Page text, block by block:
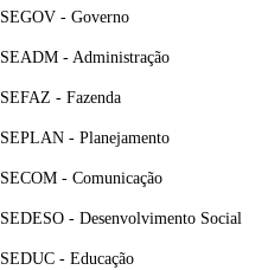
SEGOV - Governo
SEADM - Administração
SEFAZ - Fazenda
SEPLAN - Planejamento
SECOM - Comunicação
SEDESO - Desenvolvimento Social
SEDUC - Educação